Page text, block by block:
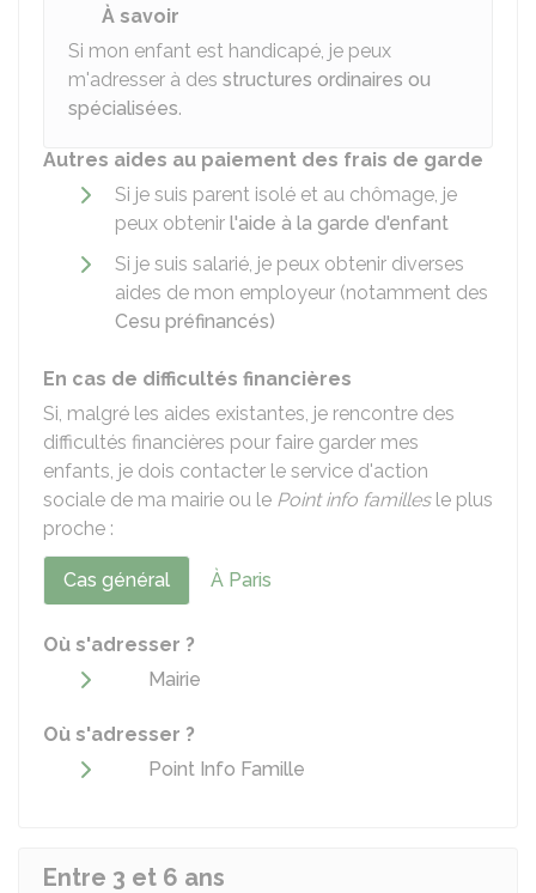
À savoir
Si mon enfant est handicapé, je peux
m'adresser à des structures ordinaires ou
spécialisées.
Autres aides au paiement des frais de garde
Si je suis parent isolé et au chômage, je
peux obtenir l'aide à la garde d'enfant
Si je suis salarié, je peux obtenir diverses
aides de mon employeur (notamment des
Cesu préfinancés)
En cas de difficultés financières
Si, malgré les aides existantes, je rencontre des
difficultés financières pour faire garder mes
enfants, je dois contacter le service d'action
sociale de ma mairie ou le Point info famillesle plus
proche :
Cas général À Paris
Où s'adresser ?
Mairie
Où s'adresser ?
Point Info Famille
Entre 3 et 6 ans